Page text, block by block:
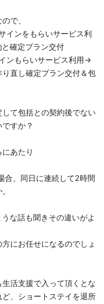
で、
インをもらいサービス利
確定プラン交付
ンもらいサービス利用→
直し確定プラン交付＆包
て包括との契約後でない
すか？
あたり
合、同日に連続して2時間
な話も聞きその違いがよ
にお任せになるのでしょ
活支援で入って頂くとな
、ショートステイを退所